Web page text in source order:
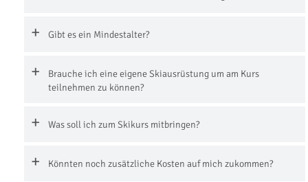
Gibt es ein Mindestalter?
Brauche ich eine eigene Skiausrüstung um am Kurs
teilnehmen zu können?
Was soll ich zum Skikurs mitbringen?
Könnten noch zusätzliche Kosten auf mich zukommen?